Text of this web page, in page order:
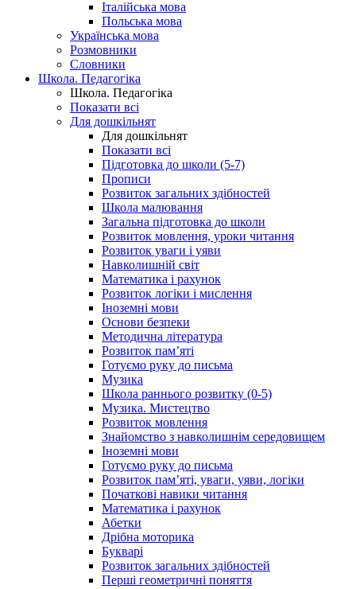
Італійська мова
Польська мова
Українська мова
Розмовники
Словники
Школа. Педагогіка
Школа. Педагогіка
Показати всі
Для дошкільнят
Для дошкільнят
Показати всі
Підготовка до школи (5-7)
Прописи
Розвиток загальних здібностей
Школа малювання
Загальна підготовка до школи
Розвиток мовлення, уроки читання
Розвиток уваги і уяви
Навколишній світ
Математика і рахунок
Розвиток логіки і мислення
Іноземні мови
Основи безпеки
Методична література
Розвиток пам’яті
Готуємо руку до письма
Музика
Школа раннього розвитку (0-5)
Музика. Мистецтво
Розвиток мовлення
Знайомство з навколишнім середовищем
Іноземні мови
Готуємо руку до письма
Розвиток пам’яті, уваги, уяви, логіки
Початкові навики читання
Математика і рахунок
Абетки
Дрібна моторика
Букварі
Розвиток загальних здібностей
Перші геометричні поняття